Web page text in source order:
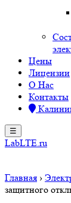
Цены
Лицензии
О Нас
Контакты
☰
LabLTE.ru
Главная ›
защитного